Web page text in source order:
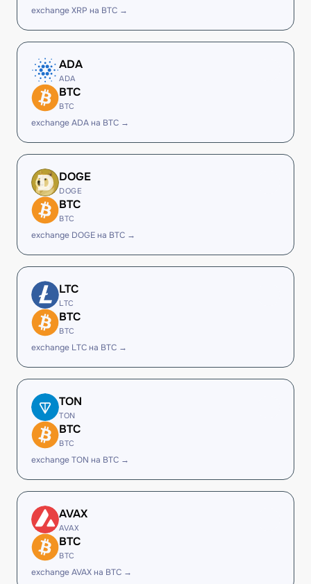
exchange XRP на BTC →
ADA
ADA
BTC
BTC
exchange ADA на BTC →
DOGE
DOGE
BTC
BTC
exchange DOGE на BTC →
LTC
LTC
BTC
BTC
exchange LTC на BTC →
TON
TON
BTC
BTC
exchange TON на BTC →
AVAX
AVAX
BTC
BTC
exchange AVAX на BTC →